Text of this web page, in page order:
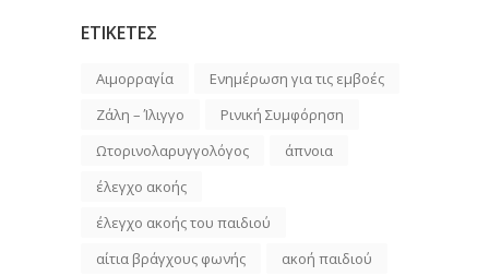
ΕΤΙΚΕΤΕΣ
Αιμορραγία
Ενημέρωση για τις εμβοές
Ζάλη – Ίλιγγο
Ρινική Συμφόρηση
Ωτορινολαρυγγολόγος
άπνοια
έλεγχο ακοής
έλεγχο ακοής του παιδιού
αίτια βράγχους φωνής
ακοή παιδιού